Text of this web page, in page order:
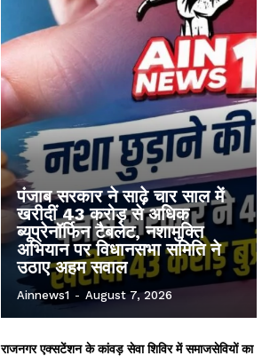
पंजाब सरकार ने साढ़े चार साल में
खरीदीं 43 करोड़ से अधिक
ब्यूप्रेनॉर्फिन टैबलेट, नशामुक्ति
अभियान पर विधानसभा समिति ने
उठाए अहम सवाल
Ainnews1 - August 7, 2026
राजनगर एक्सटेंशन के कांवड़ सेवा शिविर में समाजसेवियों का